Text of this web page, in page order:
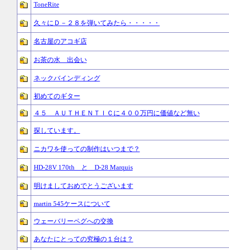
ToneRite
久々にＤ－２８を弾いてみたら・・・・・
名古屋のアコギ店
お茶の水 出会い
ネックバインディング
初めてのギター
４５ ＡＵＴＨＥＮＴＩＣに４００万円に価値など無い
探しています。
ニカワを使っての制作はいつまで？
HD-28V 170th と D-28 Marquis
明けましておめでとうございます
martin 545ケースについて
ウェーバリーペグへの交換
あなたにとっての究極の１台は？